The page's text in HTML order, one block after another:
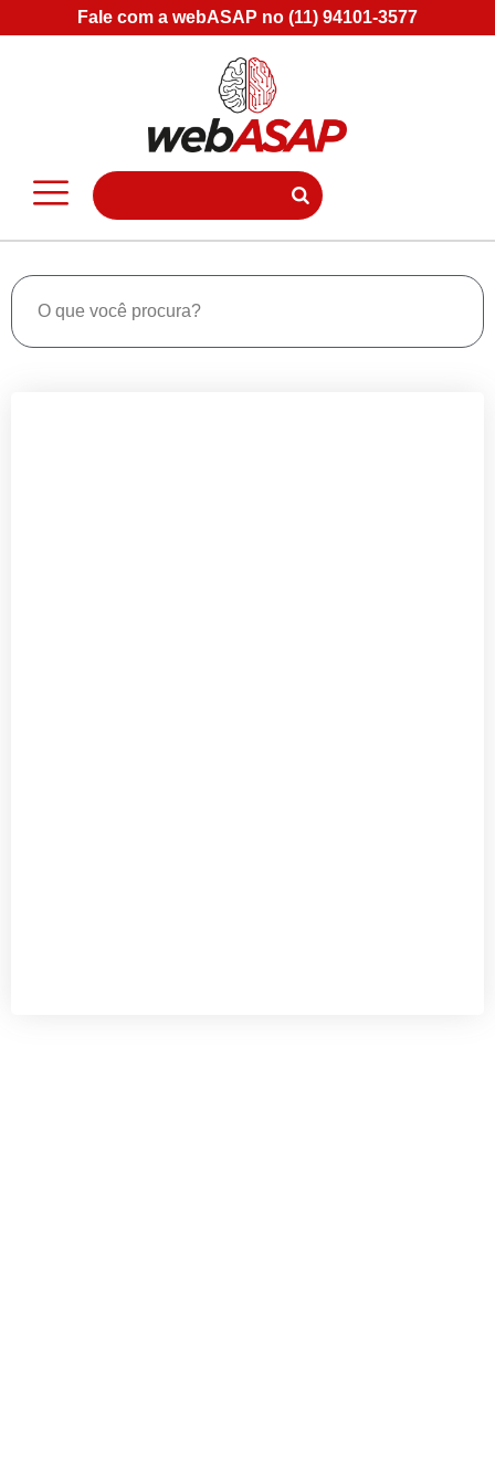
Fale com a webASAP no (11) 94101-3577